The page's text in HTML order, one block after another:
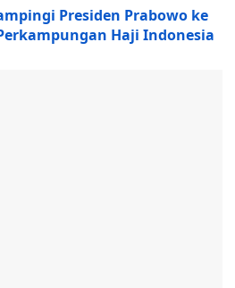
Presiden Prabowo ke
Haji Indonesia